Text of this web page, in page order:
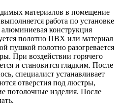
материалов в помещение
работа по установке
конструкция
полотно ПВХ или материал
пушкой полотно разогревается
При воздействии горячего
и становится гладким. После
специалист устанавливает
отверстия под люстры,
потолочные изделия. После